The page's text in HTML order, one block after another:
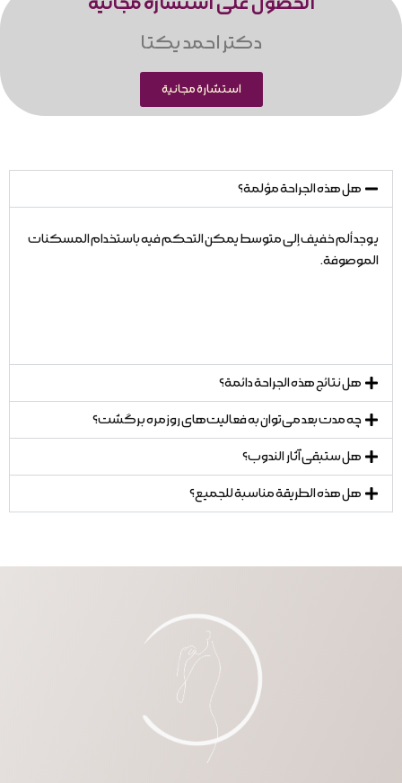
دکتر احمد یکتا
استشارة مجانية
هل هذه الجراحة مؤلمة؟
يوجد ألم خفيف إلى متوسط يمكن التحكم فيه باستخدام المسكنات
الموصوفة.
هل نتائج هذه الجراحة دائمة؟
چه مدت بعد می‌توان به فعالیت‌های روزمره برگشت؟
هل ستبقى آثار الندوب؟
هل هذه الطريقة مناسبة للجميع؟